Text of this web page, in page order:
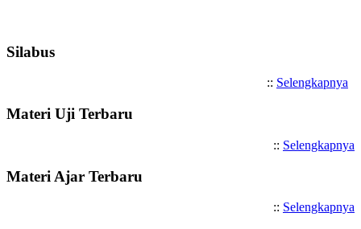
Silabus
:: Selengkapnya
Materi Uji Terbaru
:: Selengkapnya
Materi Ajar Terbaru
:: Selengkapnya